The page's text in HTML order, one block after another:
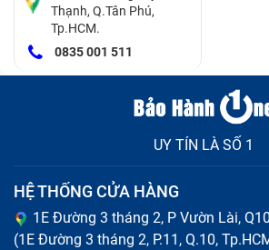
Thạnh, Q.Tân Phú,
Tp.HCM.
0835 001 511
UY TÍN LÀ SỐ 1
HỆ THỐNG CỬA HÀNG
1E Đường 3 tháng 2, P Vườn Lài,
(1E Đường 3 tháng 2, P.11, Q.10,